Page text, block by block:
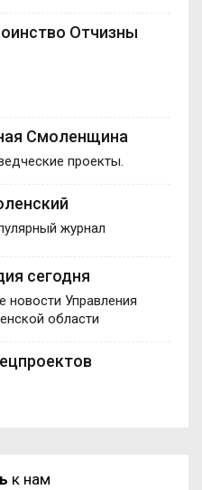
Отчизны
Смоленщина
проекты.
журнал
сегодня
новости Управления
области
к нам